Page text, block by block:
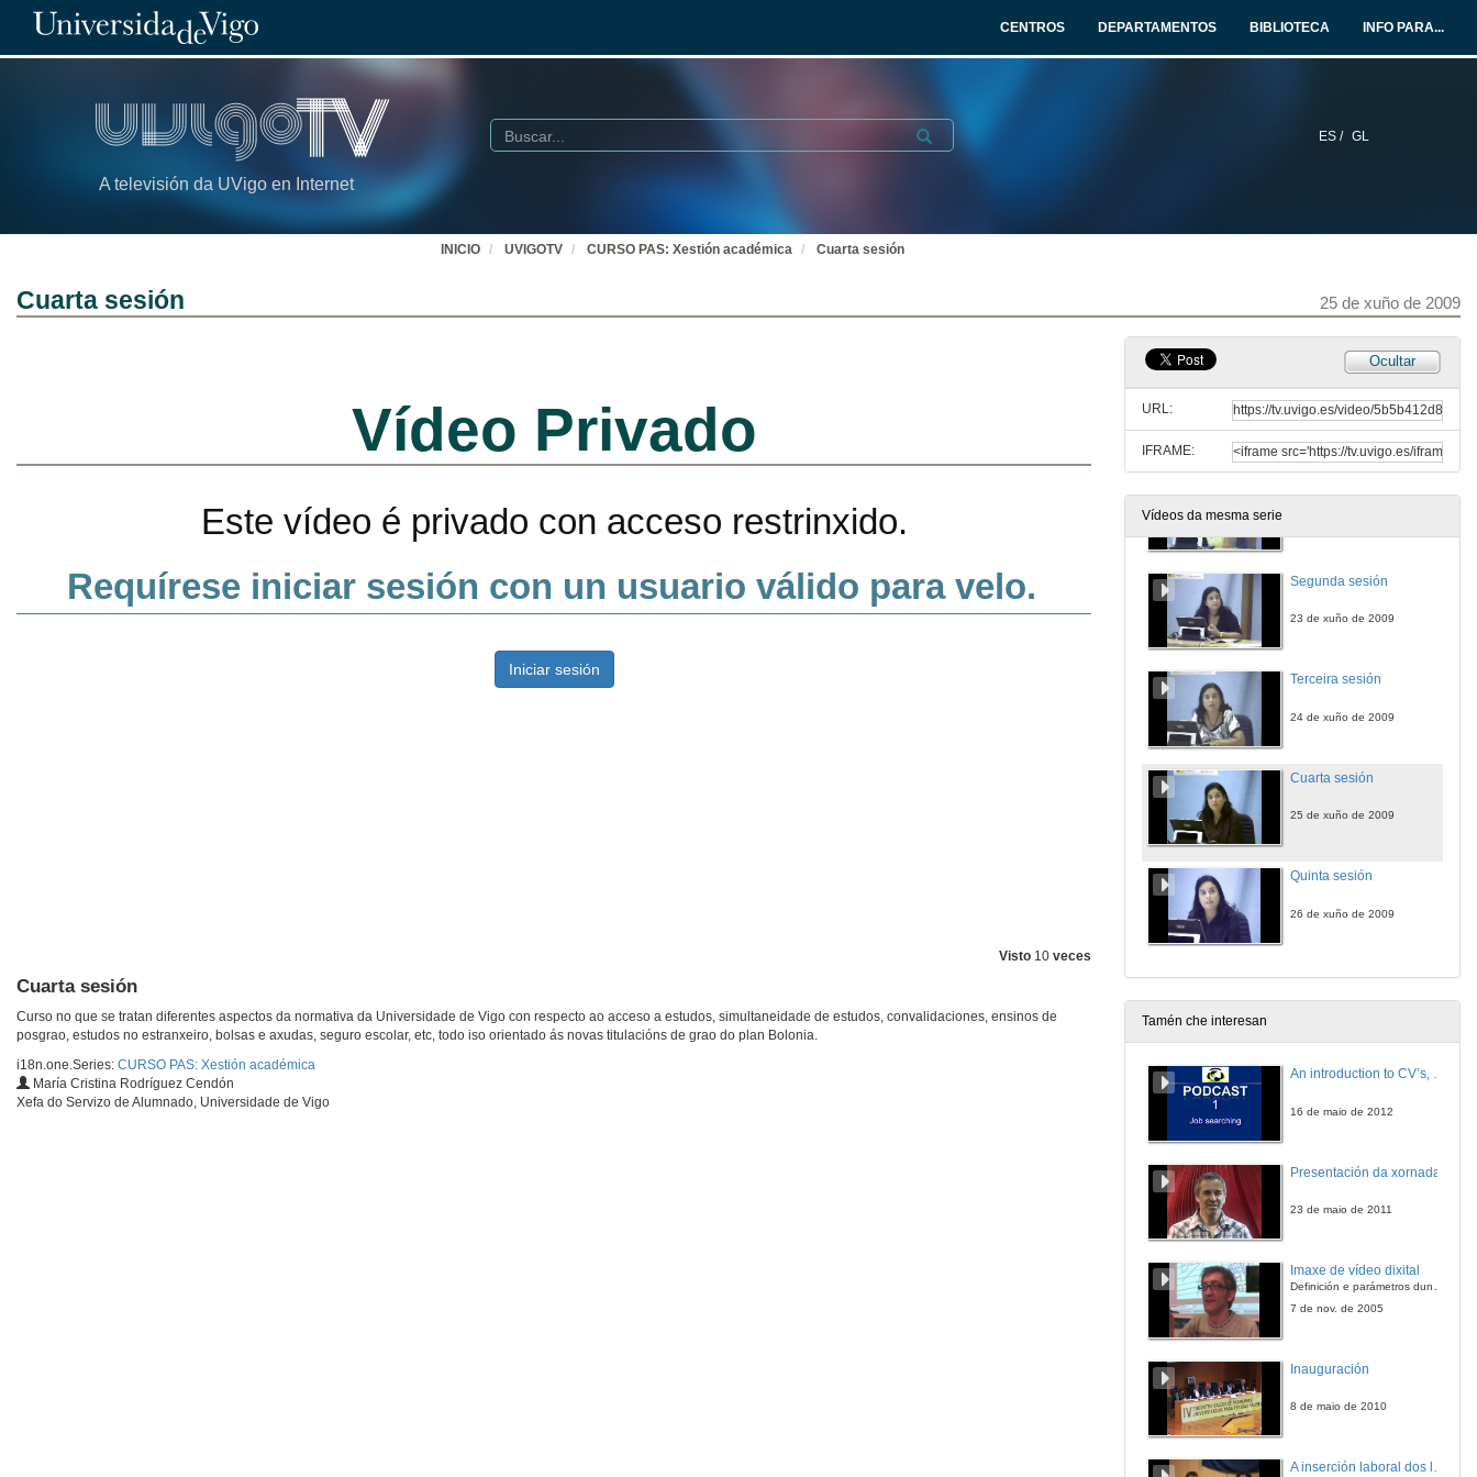
CENTROS DEPARTAMENTOS BIBLIOTECA INFO PARA...
A televisión da UVigo en Internet
ES / GL
Buscar Submit
INICIO UVIGOTV CURSO PAS: Xestión académica Cuarta sesión
Cuarta sesión 25 de xuño de 2009
Visto 10 veces
Cuarta sesión
Curso no que se tratan diferentes aspectos da normativa da Universidade de Vigo con respecto ao acceso a estudos, simultaneidade de estudos, convalidaciones, ensinos de
posgrao, estudos no estranxeiro, bolsas e axudas, seguro escolar, etc, todo iso orientado ás novas titulacións de grao do plan Bolonia.
i18n.one.Series: CURSO PAS: Xestión académica
María Cristina Rodríguez Cendón
Xefa do Servizo de Alumnado, Universidade de Vigo
Ocultar
URL:
IFRAME:
Vídeos da mesma serie
Segunda sesión
23 de xuño de 2009
Terceira sesión
24 de xuño de 2009
Cuarta sesión
25 de xuño de 2009
Quinta sesión
26 de xuño de 2009
Tamén che interesan
An introduction to CV’s, letters, and job searching
16 de maio de 2012
Presentación da xornada
23 de maio de 2011
Imaxe de vídeo dixital
Definición e parámetros dunha imaxe dixital. Resolución e Aspecto. Profundidade da cor. Compresión. Frame por segundo. Entrelazado. Campos, cadros
7 de nov. de 2005
Inauguración
8 de maio de 2010
A inserción laboral dos licenciados en Ciencias do Mar: a carreira investigadora